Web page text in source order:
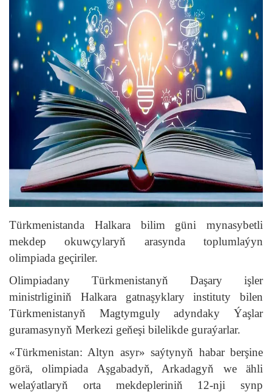
Türkmenistanda Halkara bilim güni mynasybetli
mekdep okuwçylaryň arasynda toplumlaýyn
olimpiada geçiriler.
Olimpiadany Türkmenistanyň Daşary işler
ministrliginiň Halkara gatnaşyklary instituty bilen
Türkmenistanyň Magtymguly adyndaky Ýaşlar
guramasynyň Merkezi geňeşi bilelikde guraýarlar.
«Türkmenistan: Altyn asyr» saýtynyň habar berşine
görä, olimpiada Aşgabadyň, Arkadagyň we ähli
welaýatlaryň orta mekdepleriniň 12-nji synp